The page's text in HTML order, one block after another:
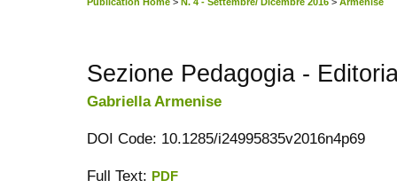
Sezione Pedagogia -
Gabriella Armenise
DOI Code: 10.1285/i24995835v2016n4p69
Full Text: PDF